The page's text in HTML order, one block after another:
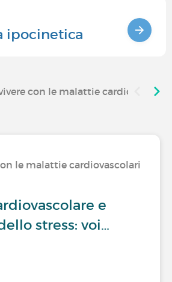
ipocinetica
con le malattie
le malattie cardiovascolari
e
stress: voi…